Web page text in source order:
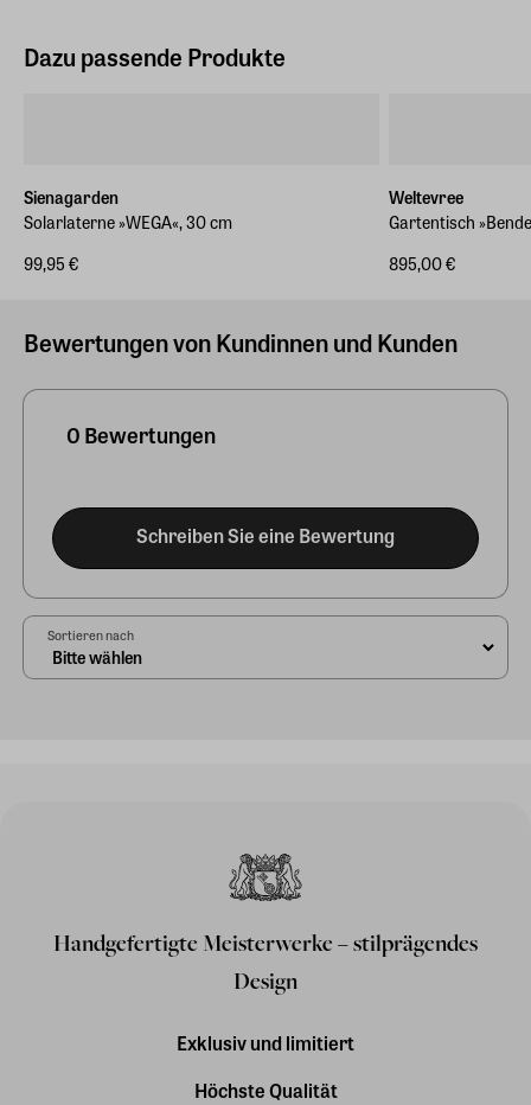
Dazu passende Produkte
Sienagarden
Solarlaterne »WEGA«, 30 cm
99,95 €
Weltevree
Gartentisch
895,00 €
Bewertungen von Kundinnen und Kunden
0 Bewertungen
Schreiben Sie eine Bewertung
Sortieren nach
Handgefertigte Meisterwerke – stilprägendes
Design
Exklusiv und limitiert
Höchste Qualität